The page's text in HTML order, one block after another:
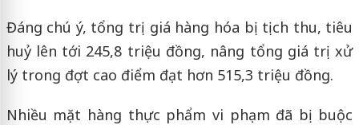
Đáng chú ý, tổng trị giá hàng hóa bị tịch thu, tiêu
huỷ lên tới 245,8 triệu đồng, nâng tổng giá trị xử
lý trong đợt cao điểm đạt hơn 515,3 triệu đồng.
Nhiều mặt hàng thực phẩm vi phạm đã bị buộc